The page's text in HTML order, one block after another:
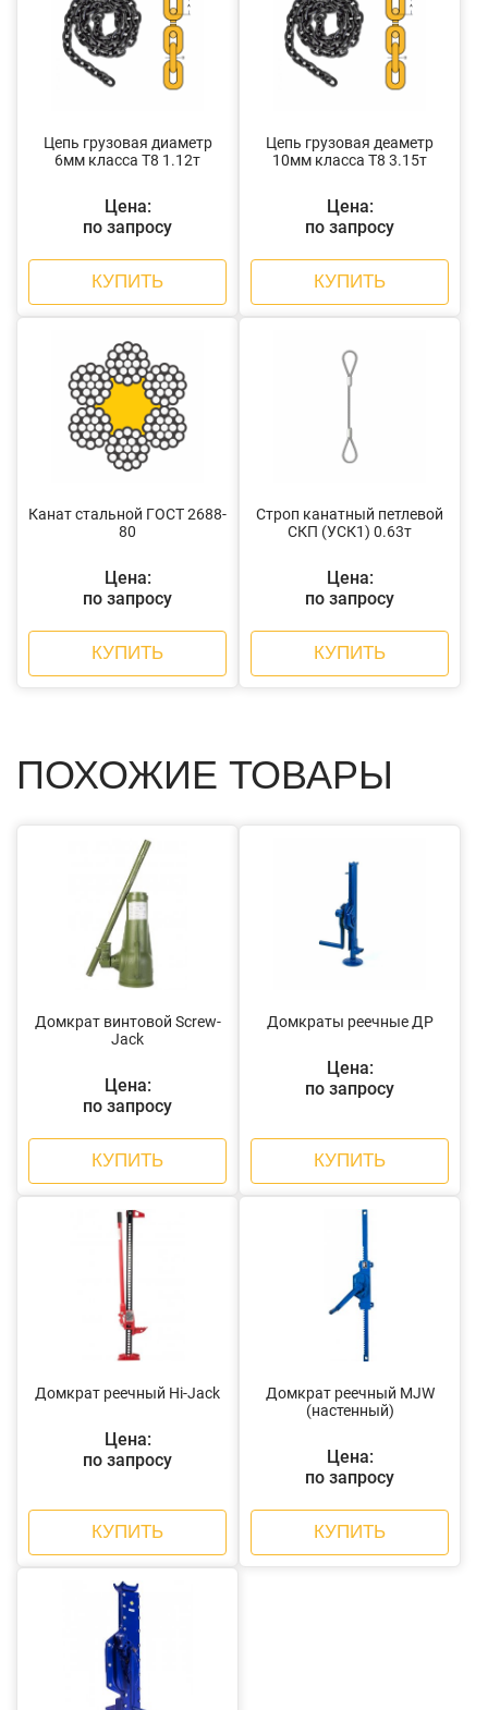
Цепь грузовая диаметр
6мм класса Т8 1.12т
Цена:
по запросу
КУПИТЬ
Цепь грузовая деаметр
10мм класса Т8 3.15т
Цена:
по запросу
КУПИТЬ
Канат стальной ГОСТ 2688-
80
Цена:
по запросу
КУПИТЬ
Строп канатный петлевой
СКП (УСК1) 0.63т
Цена:
по запросу
КУПИТЬ
ПОХОЖИЕ ТОВАРЫ
Домкрат винтовой Screw-
Jack
Цена:
по запросу
КУПИТЬ
Домкраты реечные ДР
Цена:
по запросу
КУПИТЬ
Домкрат реечный Hi-Jack
Цена:
по запросу
КУПИТЬ
Домкрат реечный MJW
(настенный)
Цена:
по запросу
КУПИТЬ